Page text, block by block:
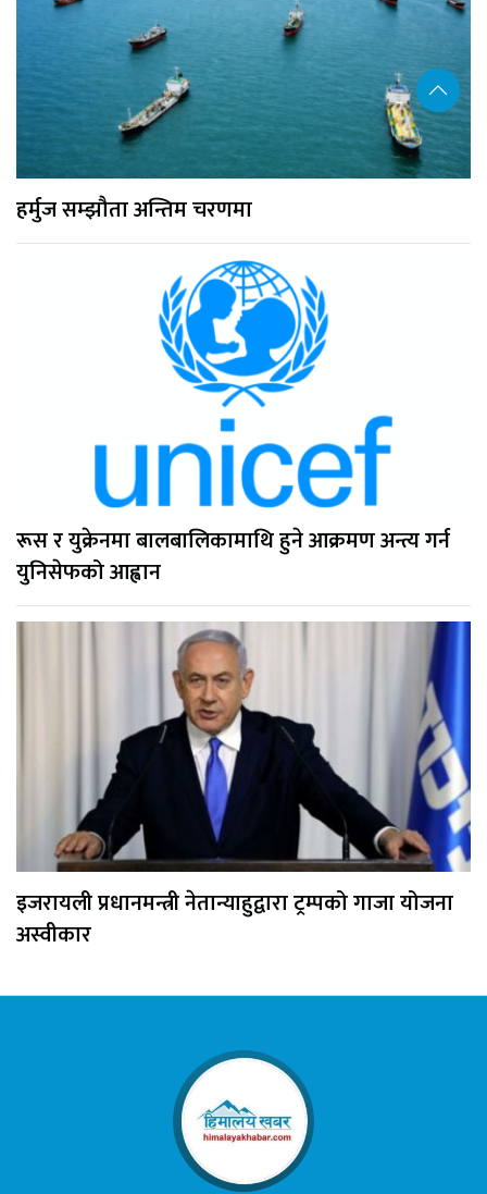
हर्मुज सम्झौता अन्तिम चरणमा
रूस र युक्रेनमा बालबालिकामाथि हुने आक्रमण अन्त्य गर्न
युनिसेफको आह्वान
इजरायली प्रधानमन्त्री नेतान्याहुद्वारा ट्रम्पको गाजा योजना
अस्वीकार